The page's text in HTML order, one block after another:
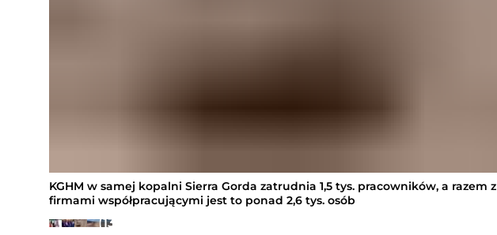
KGHM w samej kopalni Sierra Gorda zatrudnia 1,5 tys. pracowników, a razem z
firmami współpracującymi jest to ponad 2,6 tys. osób
Galeria
(13